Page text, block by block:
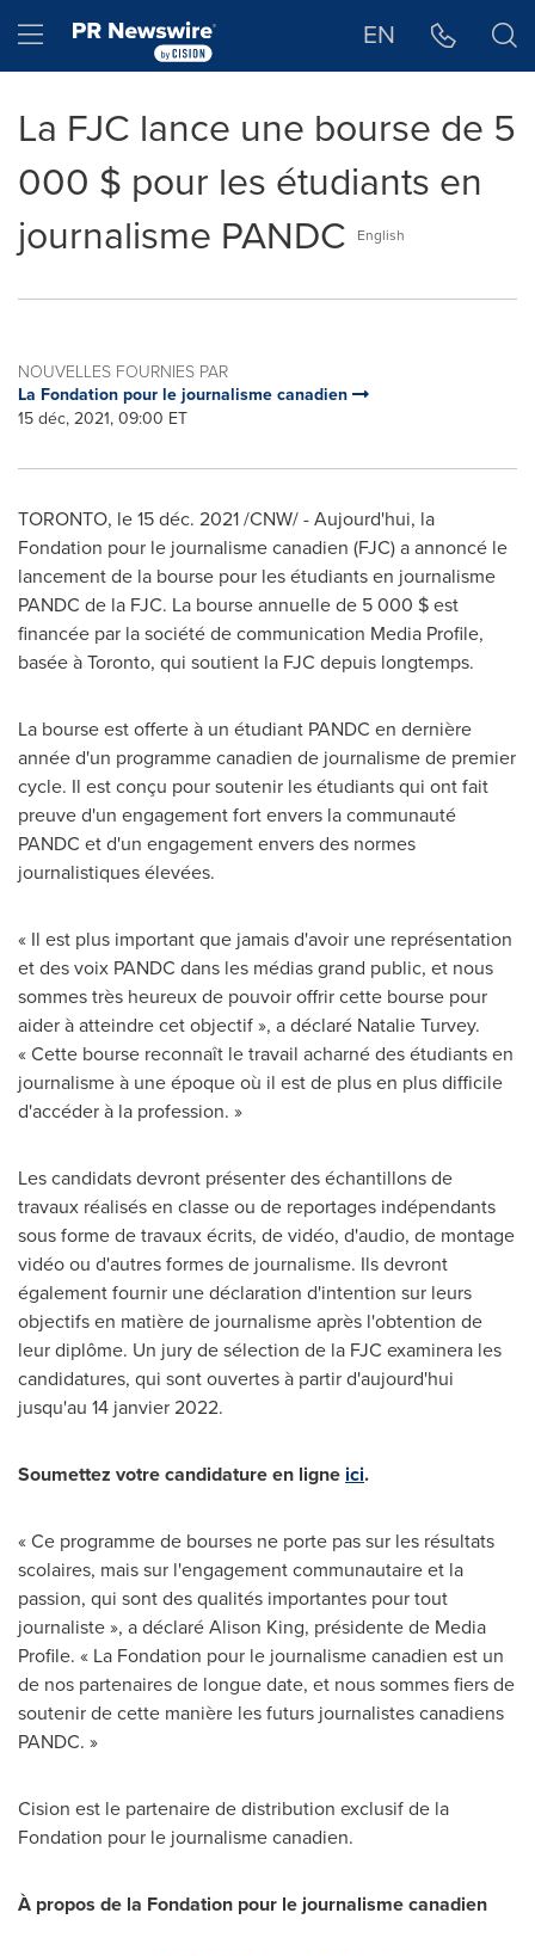
Hamburger menu EN
La FJC lance une bourse de 5
000 $ pour les étudiants en
journalisme PANDC
English
NOUVELLES FOURNIES PAR
La Fondation pour le journalisme canadien
15 déc, 2021, 09:00 ET
TORONTO, le 15 déc. 2021 /CNW/ - Aujourd'hui, la
Fondation pour le journalisme canadien (FJC) a annoncé le
lancement de la bourse pour les étudiants en journalisme
PANDC de la FJC. La bourse annuelle de 5 000 $ est
financée par la société de communication Media Profile,
basée àToronto, qui soutient la FJC depuis longtemps.
La bourse est offerte à un étudiant PANDC en dernière
année d'un programme canadien de journalisme de premier
cycle. Il est conçu pour soutenir les étudiants qui ont fait
preuve d'un engagement fort envers la communauté
PANDC et d'un engagement envers des normes
journalistiques élevées.
« Il est plus important que jamais d'avoir une représentation
et des voix PANDC dans les médias grand public, et nous
sommes très heureux de pouvoir offrir cette bourse pour
aider à atteindre cet objectif », a déclaré Natalie Turvey.
« Cette bourse reconnaît le travail acharné des étudiants en
journalisme à une époque où il est de plus en plus difficile
d'accéder à la profession. »
Les candidats devront présenter des échantillons de
travaux réalisés en classe ou de reportages indépendants
sous forme de travaux écrits, de vidéo, d'audio, de montage
vidéo ou d'autres formes de journalisme. Ils devront
également fournir une déclaration d'intention sur leurs
objectifs en matière de journalisme après l'obtention de
leur diplôme. Un jury de sélection de la FJC examinera les
candidatures, qui sont ouvertes à partir d'aujourd'hui
jusqu'au 14 janvier 2022.
Soumettez votre candidature en ligne ici.
« Ce programme de bourses ne porte pas sur les résultats
scolaires, mais sur l'engagement communautaire et la
passion, qui sont des qualités importantes pour tout
journaliste », a déclaréAlison King, présidente de Media
Profile. « La Fondation pour le journalisme canadien est un
de nos partenaires de longue date, et nous sommes fiers de
soutenir de cette manière les futurs journalistes canadiens
PANDC. »
Cision est le partenaire de distribution exclusif de la
Fondation pour le journalisme canadien.
À propos de la Fondation pour le journalisme canadien